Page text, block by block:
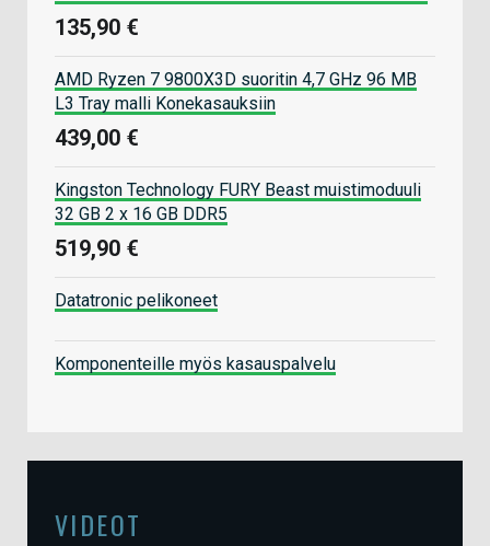
135,90 €
AMD Ryzen 7 9800X3D suoritin 4,7 GHz 96 MB
L3 Tray malli Konekasauksiin
439,00 €
Kingston Technology FURY Beast muistimoduuli
32 GB 2 x 16 GB DDR5
519,90 €
Datatronic pelikoneet
Komponenteille myös kasauspalvelu
VIDEOT